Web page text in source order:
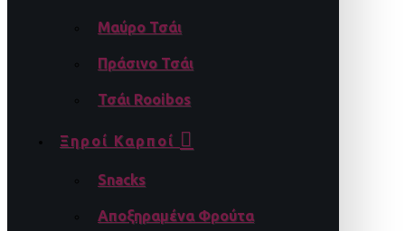
Μαύρο Τσάι
Πράσινο Τσάι
Τσάι Rooibos
Ξηροί Καρποί
Snacks
Αποξηραμένα Φρούτα